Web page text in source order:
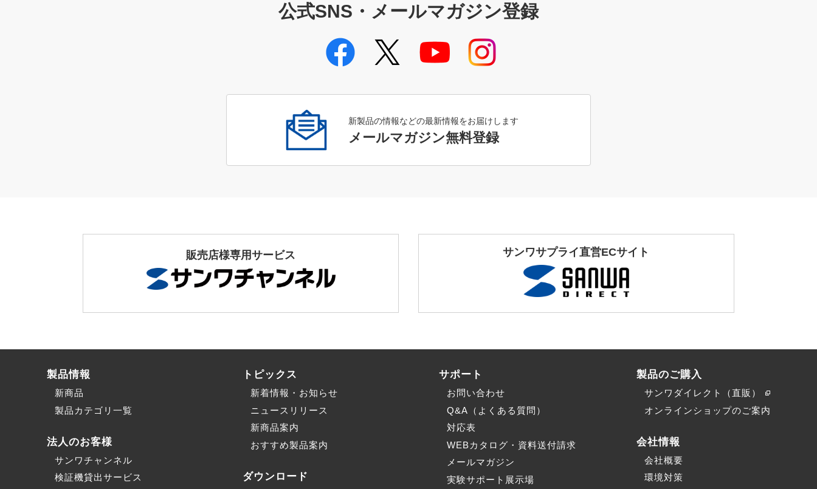
公式SNS・メールマガジン登録
新製品の情報などの最新情報をお届けします
メールマガジン無料登録
販売店様専用サービス サンワサプライ直営ECサイト
製品情報
新商品
製品カテゴリ一覧
法人のお客様
サンワチャンネル
検証機貸出サービス
トピックス
新着情報・お知らせ
ニュースリリース
新商品案内
おすすめ製品案内
ダウンロード
サポート
お問い合わせ
Q&A（よくある質問）
対応表
WEBカタログ・資料送付請求
メールマガジン
実験サポート展示場
製品のご購入
サンワダイレクト（直販）
オンラインショップのご案内
会社情報
会社概要
環境対策